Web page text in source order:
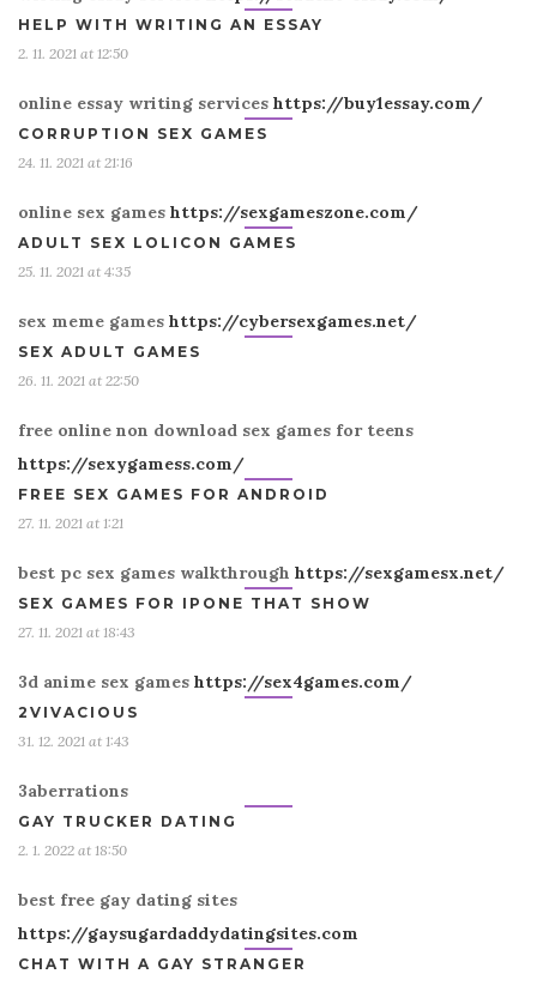
HELP WITH WRITING AN ESSAY
2. 11. 2021 at 12:50
online essay writing services https://buy1essay.com/
CORRUPTION SEX GAMES
24. 11. 2021 at 21:16
online sex games https://sexgameszone.com/
ADULT SEX LOLICON GAMES
25. 11. 2021 at 4:35
sex meme games https://cybersexgames.net/
SEX ADULT GAMES
26. 11. 2021 at 22:50
free online non download sex games for teens
https://sexygamess.com/
FREE SEX GAMES FOR ANDROID
27. 11. 2021 at 1:21
best pc sex games walkthrough https://sexgamesx.net/
SEX GAMES FOR IPONE THAT SHOW
27. 11. 2021 at 18:43
3d anime sex games https://sex4games.com/
2VIVACIOUS
31. 12. 2021 at 1:43
3aberrations
GAY TRUCKER DATING
2. 1. 2022 at 18:50
best free gay dating sites
https://gaysugardaddydatingsites.com
CHAT WITH A GAY STRANGER